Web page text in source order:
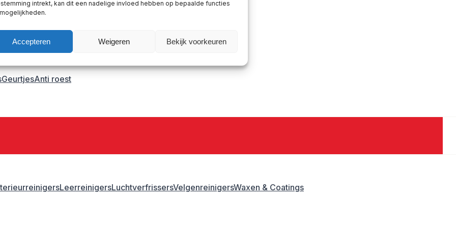
intrekt, kan dit een nadelige invloed hebben op bepaalde functies
Accepteren Weigeren Bekijk voorkeuren
primer
GeurtjesAnti roest
LeerreinigersLuchtverfrissersVelgenreinigersWaxen & Coatings